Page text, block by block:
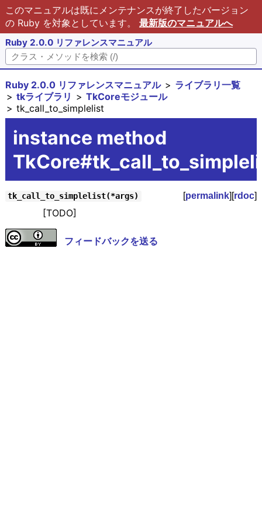
このマニュアルは既にメンテナンスが終了したバージョン
の Ruby を対象としています。 最新版のマニュアルへ
Ruby 2.0.0 リファレンスマニュアル
Ruby 2.0.0 リファレンスマニュアル
ライブラリ一覧
tkライブラリ
TkCoreモジュール
tk_call_to_simplelist
instance method
tk_call_to_simplelist(*args) [permalink][rdoc]
[TODO]
フィードバックを送る